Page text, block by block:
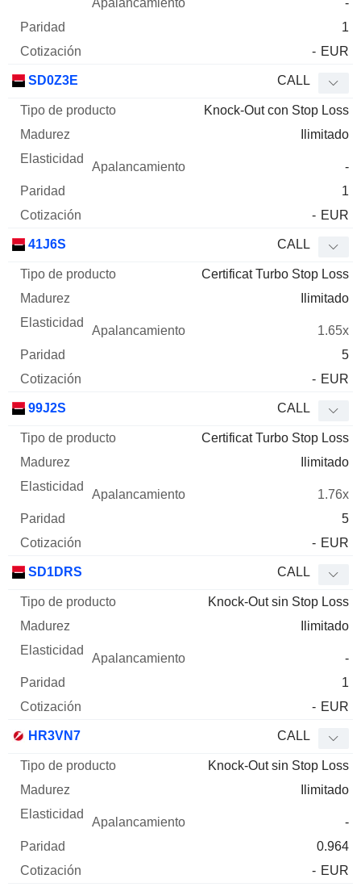
-
1
- EUR
SD0Z3E CALL
Knock-Out con Stop Loss
Ilimitado
-
1
- EUR
41J6S CALL
Certificat Turbo Stop Loss
Ilimitado
1.65x
5
- EUR
99J2S CALL
Certificat Turbo Stop Loss
Ilimitado
1.76x
5
- EUR
SD1DRS CALL
Knock-Out sin Stop Loss
Ilimitado
-
1
- EUR
HR3VN7 CALL
Knock-Out sin Stop Loss
Ilimitado
-
0.964
- EUR